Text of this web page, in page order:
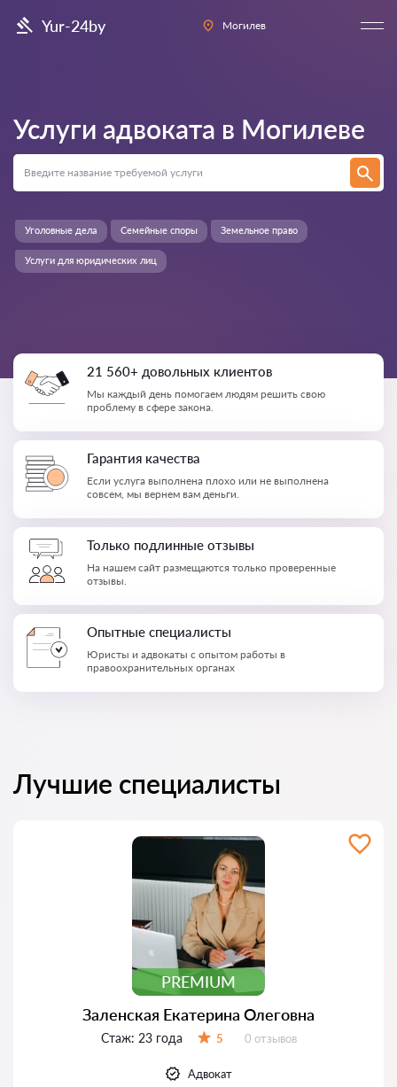
Yur-24by Могилев
Услуги адвоката в Могилеве
Услуги для юридических лиц
Уголовные дела Семейные споры Земельное право
21 560+ довольных клиентов
Мы каждый день помогаем людям решить свою
проблему в сфере закона.
Гарантия качества
Если услуга выполнена плохо или не выполнена
совсем, мы вернем вам деньги.
Только подлинные отзывы
На нашем сайт размещаются только проверенные
отзывы.
Опытные специалисты
Юристы и адвокаты с опытом работы в
правоохранительных органах
Лучшие специалисты
PREMIUM
Заленская Екатерина Олеговна
Стаж: 23 года 5 Отзывов:
0 отзывов
Адвокат